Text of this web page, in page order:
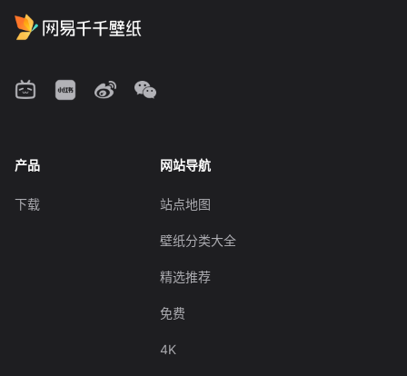
产品
下载
网站导航
站点地图
壁纸分类大全
精选推荐
免费
4K